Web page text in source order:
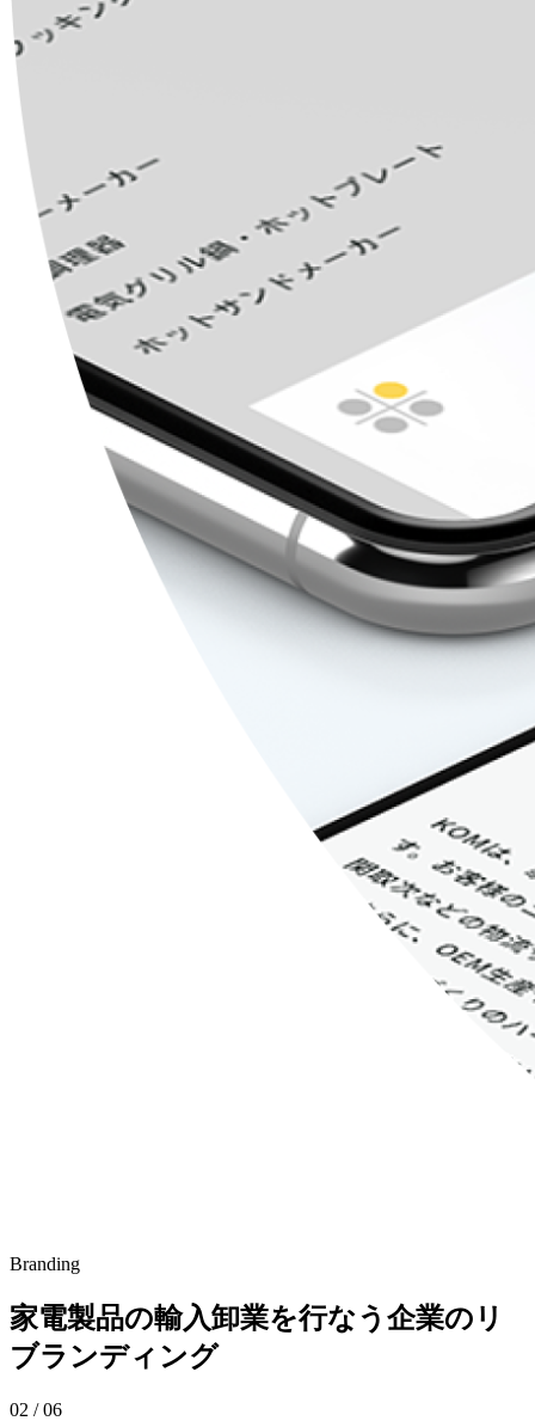
Branding
家電製品の輸入卸業を行なう企業のリ
ブランディング
03 / 06